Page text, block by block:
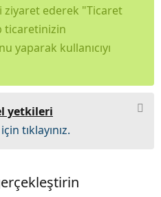
ederek "Ticaret
ticaretinizin
yaparak kullanıcıyı
yetkileri
tıklayınız.